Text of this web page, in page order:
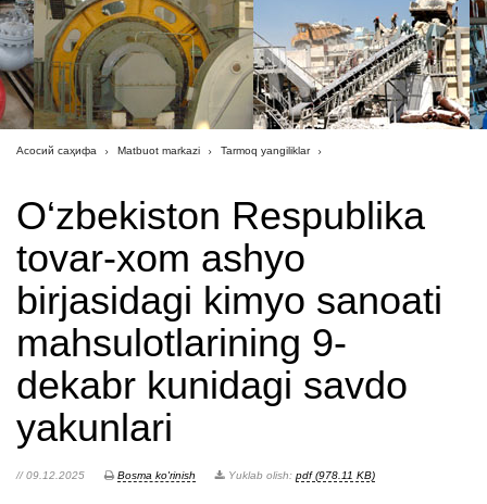
Асосий саҳифа Matbuot markazi Tarmoq yangiliklar
O‘zbekiston Respublika
tovar-xom ashyo
birjasidagi kimyo sanoati
mahsulotlarining 9-
dekabr kunidagi savdo
yakunlari
// 09.12.2025 Bosma ko'rinish Yuklab olish: pdf (978.11 KB)